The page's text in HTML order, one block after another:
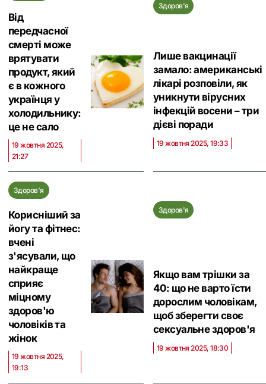
Від
передчасної
смерті може
врятувати
продукт, який
є в кожного
українця у
холодильнику:
це не сало
19 жовтня 2025,
21:27
Здоров'я
Лише вакцинації
замало: американські
лікарі розповіли, як
уникнути вірусних
інфекцій восени – три
дієві поради
19 жовтня 2025, 19:33
Здоров'я
Корисніший за
йогу та фітнес:
вчені
з'ясували, що
найкраще
сприяє
міцному
здоров'ю
чоловіків та
жінок
19 жовтня 2025,
19:13
Здоров'я
Якщо вам трішки за
40: що не варто їсти
дорослим чоловікам,
щоб зберегти своє
сексуальне здоров'я
19 жовтня 2025, 18:30